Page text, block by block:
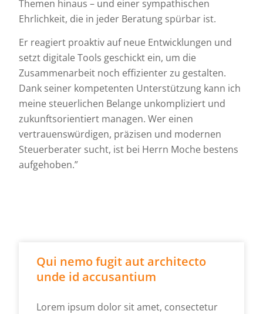
Themen hinaus – und einer sympathischen
Ehrlichkeit, die in jeder Beratung spürbar ist.
Er reagiert proaktiv auf neue Entwicklungen und
setzt digitale Tools geschickt ein, um die
Zusammenarbeit noch effizienter zu gestalten.
Dank seiner kompetenten Unterstützung kann ich
meine steuerlichen Belange unkompliziert und
zukunftsorientiert managen. Wer einen
vertrauenswürdigen, präzisen und modernen
Steuerberater sucht, ist bei Herrn Moche bestens
aufgehoben.”
Qui nemo fugit aut architecto
unde id accusantium
Lorem ipsum dolor sit amet, consectetur